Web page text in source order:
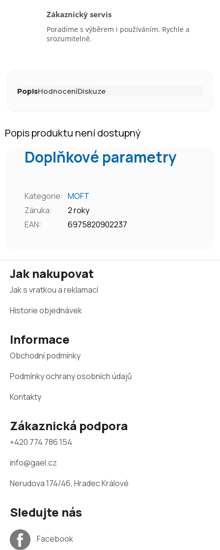
Zákaznický servis
Poradíme s výběrem i používáním. Rychle a
srozumitelně.
PopisHodnoceníDiskuze
Popis produktu není dostupný
Doplňkové parametry
Kategorie: MOFT
Záruka:
2 roky
EAN: 6975820902237
Jak nakupovat
Jak s vratkou a reklamací
Historie objednávek
Informace
Obchodní podmínky
Podmínky ochrany osobních údajů
Kontakty
Zákaznická podpora
+420 774 786 154
info@gael.cz
Nerudova 174/46, Hradec Králové
Sledujte nás
Facebook